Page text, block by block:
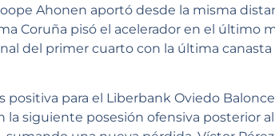
Ahonen aportó desde la misma
Coruña pisó el acelerador en el último
del primer cuarto con la última
para el Liberbank Oviedo
siguiente posesión ofensiva posterior